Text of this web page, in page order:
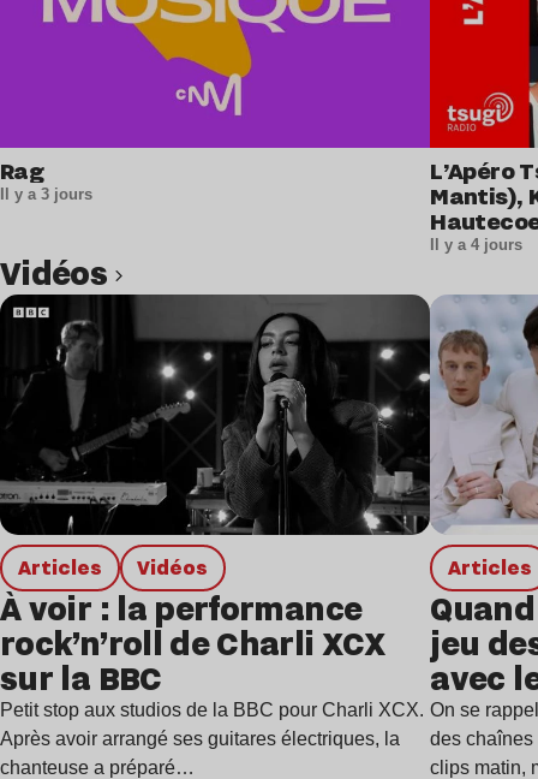
Rag
Il y a 3 jours
L’Apéro
Mantis),
Il y a 4 jours
Vidéos
Articles Vidéos
À voir : la performance
rock’n’roll de Charli XCX
sur la BBC
Petit stop aux studios de la BBC pour Charli XCX.
Après avoir arrangé ses guitares électriques, la
chanteuse a préparé…
Articles
jeu
avec
On se
des
clips matin,